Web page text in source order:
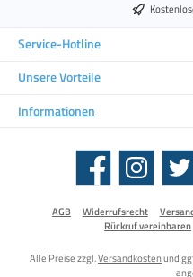
Service-Hotline
Unsere Vorteile
Informationen
Facebook Instagram Twitter
AGB Widerrufsrecht
Rückruf vereinbaren
Alle Preise zzgl.Versandkostenund